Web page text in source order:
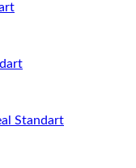
Standart